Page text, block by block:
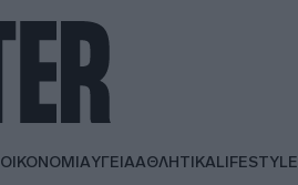
ΟΙΚΟΝΟΜΙΑΥΓΕΙΑΑΘΛΗΤΙΚΑLIFESTYLE